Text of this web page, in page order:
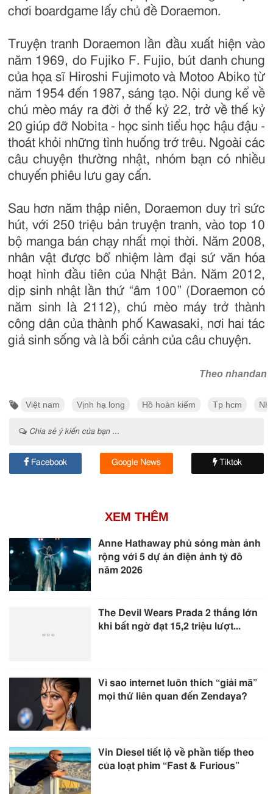
chơi boardgame lấy chủ đề Doraemon.
Truyện tranh Doraemon lần đầu xuất hiện vào
năm 1969, do Fujiko F. Fujio, bút danh chung
của họa sĩ Hiroshi Fujimoto và Motoo Abiko từ
năm 1954 đến 1987, sáng tạo. Nội dung kể về
chú mèo máy ra đời ở thế kỷ 22, trở về thế kỷ
20 giúp đỡ Nobita - học sinh tiểu học hậu đậu -
thoát khỏi những tình huống trớ trêu. Ngoài các
câu chuyện thường nhật, nhóm bạn có nhiều
chuyến phiêu lưu gay cấn.
Sau hơn năm thập niên, Doraemon duy trì sức
hút, với 250 triệu bản truyện tranh, vào top 10
bộ manga bán chạy nhất mọi thời. Năm 2008,
nhân vật được bổ nhiệm làm đại sứ văn hóa
hoạt hình đầu tiên của Nhật Bản. Năm 2012,
dịp sinh nhật lần thứ “âm 100” (Doraemon có
năm sinh là 2112), chú mèo máy trở thành
công dân của thành phố Kawasaki, nơi hai tác
giả sinh sống và là bối cảnh của câu chuyện.
Theo nhandan
Việt nam Vịnh hạ long Hồ hoàn kiếm Tp hcm
Chia sẻ ý kiến của bạn ...
Facebook Google News Tiktok
XEM THÊM
Anne Hathaway phủ sóng màn ảnh
rộng với 5 dự án điện ảnh tỷ đô
năm 2026
The Devil Wears Prada 2 thắng lớn
khi bất ngờ đạt 15,2 triệu lượt...
Vì sao internet luôn thích “giải mã”
mọi thứ liên quan đến Zendaya?
Vin Diesel tiết lộ về phần tiếp theo
của loạt phim “Fast & Furious”